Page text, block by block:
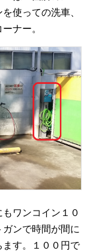
使っての洗車、
ナー。
ワンコイン１０
ンで時間が間に
す。１００円で